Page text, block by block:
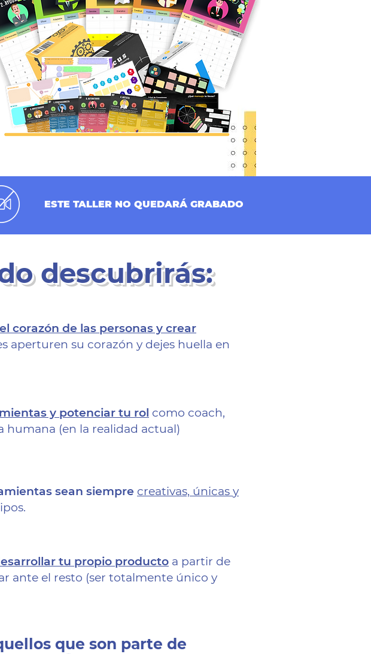
descubrirás:
corazón de las personas y crear
aperturen su corazón y dejes huella en
y potenciar tu rol como coach,
humana (en la realidad actual)
sean siempre creativas, únicas y
tu propio producto a partir de
ante el resto (ser totalmente único y
ESTE TALLER NO QUEDARÁ GRABADO
que son parte de